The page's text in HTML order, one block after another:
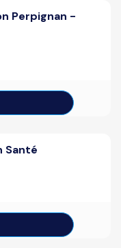
Perpignan -
Santé